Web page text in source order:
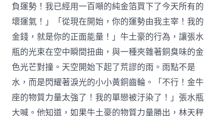
負運勢！我已經用一百噸的純金箔買下了今天所有的
壞運氣！」「從現在開始，你的運勢由我主宰！我的
金錢，就是你的正面能量！」牛土豪的行為，讓張水
瓶的光束在空中瞬間扭曲，與一種夾雜著銅臭味的金
色光芒對撞。天空開始下起了荒謬的雨。雨點不是
水，而是閃耀著淚光的小小黃銅齒輪。「不行！金牛
座的物質力量太強了！我的單戀被汙染了！」張水瓶
大喊。他知道，如果牛土豪的物質力量勝出，林天秤